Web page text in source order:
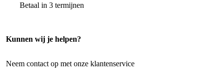
Betaal in 3 termijnen
Kunnen wij je helpen?
Neem contact op met onze klantenservice